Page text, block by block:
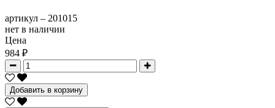
артикул – 201015
нет в наличии
Цена
984 ₽
Добавить в корзину